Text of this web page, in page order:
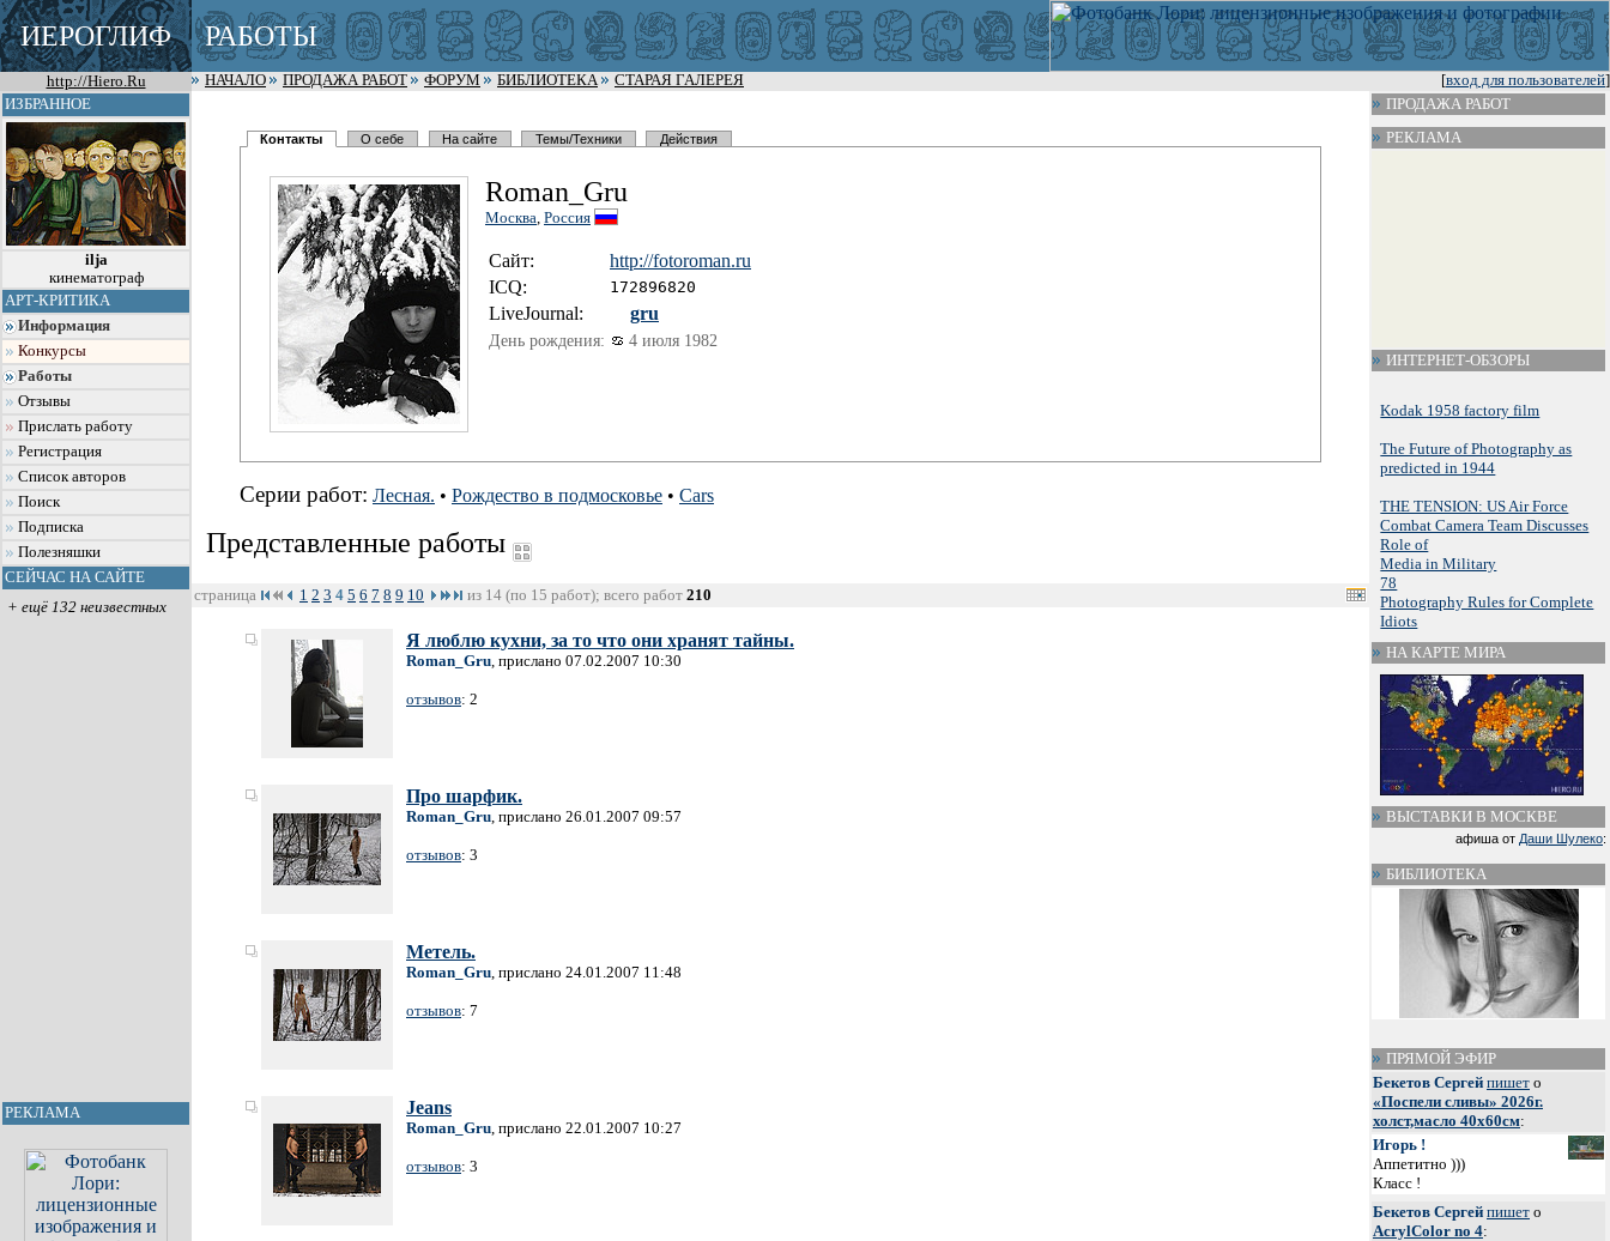
ИЕРОГЛИФ РАБОТЫ
http://Hiero.Ru [вход для пользователей]
НАЧАЛО ПРОДАЖА РАБОТ ФОРУМ БИБЛИОТЕКА
СТАРАЯ ГАЛЕРЕЯ
ИЗБРАННОЕ
ilja
кинематограф
АРТ-КРИТИКА
Информация
Конкурсы
Работы
Отзывы
Прислать работу
Регистрация
Список авторов
Поиск
Подписка
Полезняшки
СЕЙЧАС НА САЙТЕ
+ ещё 132 неизвестных
РЕКЛАМА
Контакты О себе На сайте Темы/Техники Действия
Roman_Gru
Москва, Россия
Сайт: http://fotoroman.ru
ICQ: 172896820
LiveJournal: gru
День рождения: 4 июля 1982
Серии работ: Лесная. • Рождество в подмосковье • Cars
Представленные работы
страница 1 2 3 4 5 6 7 8 9 10 из 14 (по 15 работ); всего работ 210
Я люблю кухни, за то что они хранят тайны.
Roman_Gru, прислано 07.02.2007 10:30
отзывов: 2
Про шарфик.
Roman_Gru, прислано 26.01.2007 09:57
отзывов: 3
Метель.
Roman_Gru, прислано 24.01.2007 11:48
отзывов: 7
Jeans
Roman_Gru, прислано 22.01.2007 10:27
отзывов: 3
ПРОДАЖА РАБОТ
РЕКЛАМА
ИНТЕРНЕТ-ОБЗОРЫ
Kodak 1958 factory film
The Future of Photography as
predicted in 1944
THE TENSION: US Air Force
Combat Camera Team Discusses
Role of
Media in Military
78
Photography Rules for Complete
Idiots
НА КАРТЕ МИРА
ВЫСТАВКИ В МОСКВЕ
афиша от Даши Шулеко:
БИБЛИОТЕКА
ПРЯМОЙ ЭФИР
Бекетов Сергей пишет о
«Поспели сливы» 2026г.
холст,масло 40х60см:
Игорь !
Аппетитно )))
Класс !
Бекетов Сергей пишет о
AcrylColor no 4: